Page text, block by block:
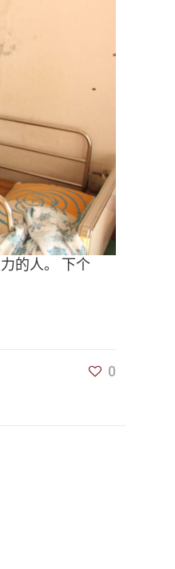
的人。 下个
0